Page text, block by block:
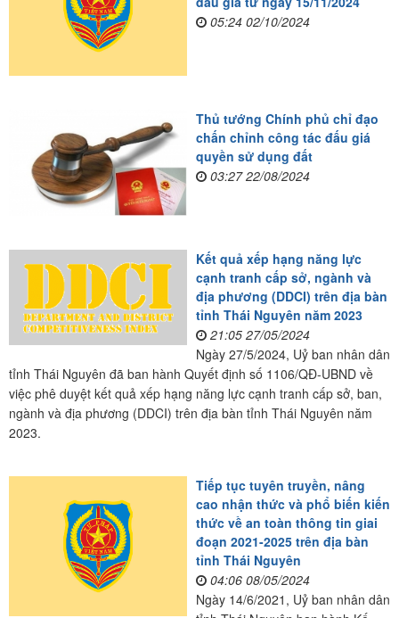
05:24 02/10/2024
Thủ tướng Chính phủ chỉ đạo
chấn chỉnh công tác đấu giá
quyền sử dụng đất
03:27 22/08/2024
Kết quả xếp hạng năng lực
cạnh tranh cấp sở, ngành và
địa phương (DDCI) trên địa bàn
tỉnh Thái Nguyên năm 2023
21:05 27/05/2024
Ngày 27/5/2024, Uỷ ban nhân dân
tỉnh Thái Nguyên đã ban hành Quyết định số 1106/QĐ-UBND về
việc phê duyệt kết quả xếp hạng năng lực cạnh tranh cấp sở, ban,
ngành và địa phương (DDCI) trên địa bàn tỉnh Thái Nguyên năm
2023.
Tiếp tục tuyên truyền, nâng
cao nhận thức và phổ biến kiến
thức về an toàn thông tin giai
đoạn 2021-2025 trên địa bàn
tỉnh Thái Nguyên
04:06 08/05/2024
Ngày 14/6/2021, Uỷ ban nhân dân